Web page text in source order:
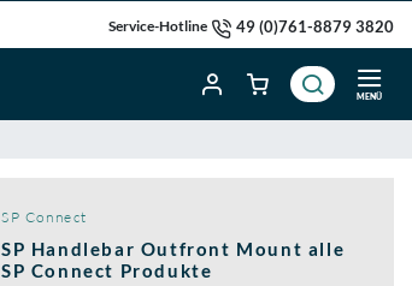
Service-Hotline 49 (0)761-8879 3820
MENÜ
SP Connect
SP Handlebar Outfront Mount alle
SP Connect Produkte